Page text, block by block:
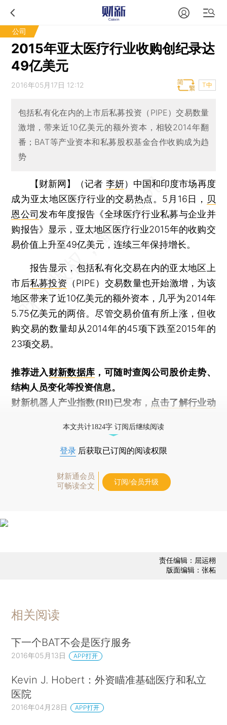
公司
2015年亚太医疗行业收购创纪录达
49亿美元
2016年05月17日 12:12 T中
包括私有化在内的上市后私募投资（PIPE）交易数量
激增，带来近10亿美元的额外资本，相较2014年翻
番；BAT等产业资本和私募股权基金合作收购成为趋
势
【财新网】（记者 李妍） 中国和印度市场再度
成为亚太地区医疗行业的交易热点。5月16日， 贝
恩公司 发布年度报告《全球医疗行业私募与企业并
购报告》显示，亚太地区医疗行业2015年的收购交
易价值上升至49亿美元，连续三年保持增长。
报告显示，包括私有化交易在内的亚太地区上
市后私募投资 （PIPE）交易数量也开始激增，为该
地区带来了近10亿美元的额外资本，几乎为2014年
5.75亿美元的两倍。尽管交易价值有所上涨，但收
购交易的数量却从2014年的45项下跌至2015年的
23项交易。
推荐进入财新数据库 ，可随时查阅公司股价走势、
结构人员变化等投资信息。
财新机器人产业指数(RII)已发布， 点击了解行业动
本文共计1824字 订阅后继续阅读
登录 后获取已订阅的阅读权限
财新通会员
可畅读全文
订阅/会员升级
责任编辑：屈运栩
版面编辑：张柘
相关阅读
下一个BAT不会是医疗服务
2016年05月13日 APP打开
Kevin J. Hobert：外资瞄准基础医疗和私立
医院
2016年04月28日 APP打开